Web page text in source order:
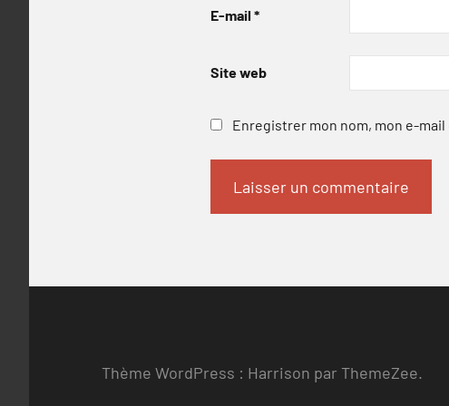
E-mail *
Site web
Enregistrer mon nom, mon e-
Thème WordPress : Harrison par ThemeZee.